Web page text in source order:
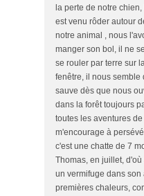
la perte de notre
est venu rôder autour
notre animal , nous
manger son bol, il ne
se rouler par terre sur
fenêtre, il nous semble
sauve dès que nous
dans la forêt toujours
toutes les aventures
m'encourage à
c'est une chatte de 7
Thomas, en juillet,
un vermifuge dans
premières chaleurs,